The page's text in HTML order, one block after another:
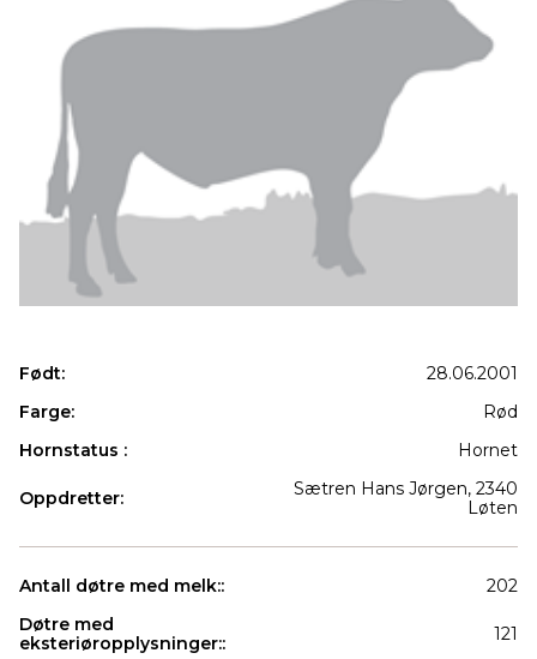
Født:
28.06.2001
Farge:
Rød
Hornstatus :
Hornet
Oppdretter:
Sætren Hans Jørgen, 2340
Løten
Antall døtre med melk::
202
Døtre med
eksteriøropplysninger::
121